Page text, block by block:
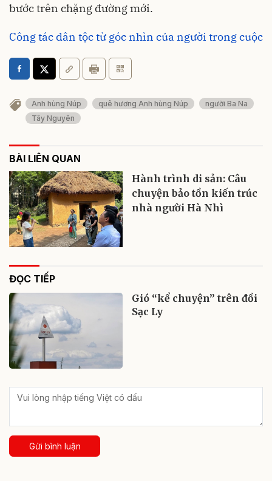
bước trên chặng đường mới.
Công tác dân tộc từ góc nhìn của người trong cuộc
Anh hùng Núp quê hương Anh hùng Núp
người Ba Na
Tây Nguyên
BÀI LIÊN QUAN
Hành trình di sản: Câu
chuyện bảo tồn kiến trúc
nhà người Hà Nhì
ĐỌC TIẾP
Gió “kể chuyện” trên đồi
Sạc Ly
Gửi bình luận